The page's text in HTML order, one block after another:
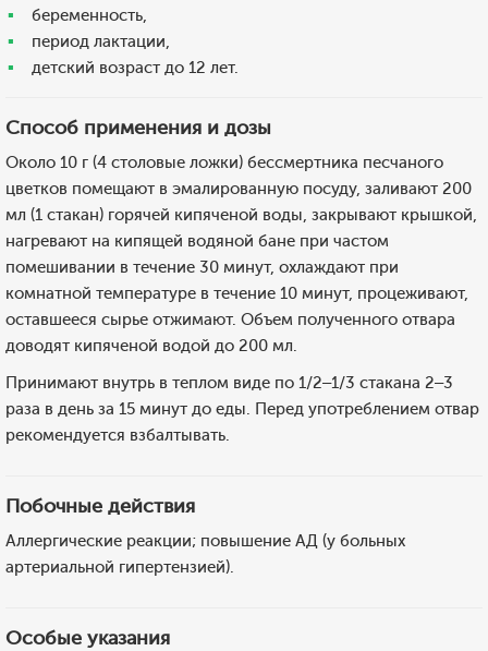
беременность,
период лактации,
детский возраст до 12 лет.
Способ применения и дозы
Около 10 г (4 столовые ложки) бессмертника песчаного
цветков помещают в эмалированную посуду, заливают 200
мл (1 стакан) горячей кипяченой воды, закрывают крышкой,
нагревают на кипящей водяной бане при частом
помешивании в течение 30 минут, охлаждают при
комнатной температуре в течение 10 минут, процеживают,
оставшееся сырье отжимают. Объем полученного отвара
доводят кипяченой водой до 200 мл.
Принимают внутрь в теплом виде по 1/2–1/3 стакана 2–3
раза в день за 15 минут до еды. Перед употреблением отвар
рекомендуется взбалтывать.
Побочные действия
Аллергические реакции; повышение АД (у больных
артериальной гипертензией).
Особые указания